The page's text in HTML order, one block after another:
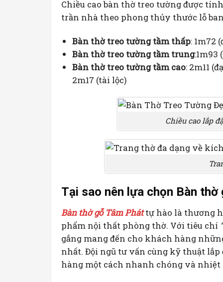
Chiều cao bàn thờ treo tường được
trần nhà theo phong thủy thước lỗ
Bàn thờ treo tường tầm thấp: 1m72
Bàn thờ treo tường tầm trung:1m93
Bàn thờ treo tường tầm cao: 2m11
2m17 (tài lộc)
Chiều cao lắp
Tại sao nên lựa chọn Bàn thờ
Bàn thờ gỗ Tâm Pháttự hào là thương
phẩm nội thất phòng thờ. Với tiêu chí
gắng mang đến cho khách hàng
nhất. Đội ngũ tư vấn cùng kỹ thuật
hàng một cách nhanh chóng và